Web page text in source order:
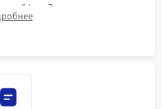
Закрытие корпуса.
программного обеспечения.